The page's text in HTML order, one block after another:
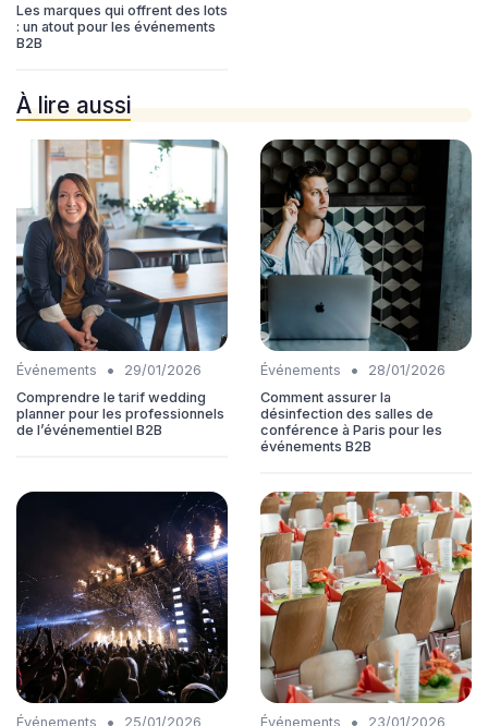
Les marques qui offrent des lots
: un atout pour les événements
B2B
À lire aussi
Événements •
29/01/2026
Comprendre le tarif wedding
planner pour les professionnels
de l’événementiel B2B
Événements •
28/01/2026
Comment assurer la
désinfection des salles de
conférence à Paris pour les
événements B2B
Événements
25/01/2026
Événements
23/01/2026